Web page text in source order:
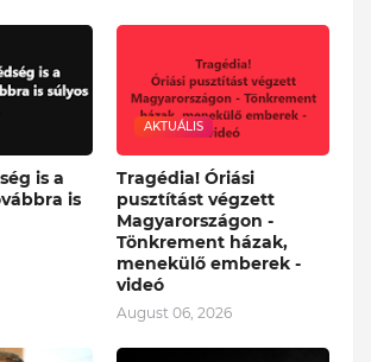
is a
is
AKTUÁLIS
Tragédia! Óriási
pusztítást végzett
Magyarországon -
Tönkrement házak,
menekülő emberek -
videó
August 06, 2026